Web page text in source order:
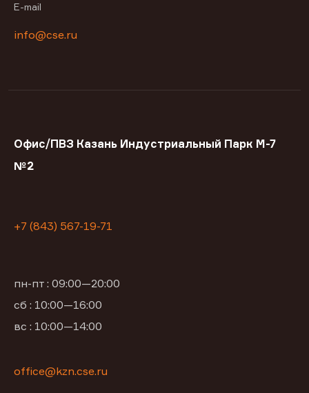
E-mail
info@cse.ru
Офис/ПВЗ Казань Индустриальный Парк М-7
№2
+7 (843) 567-19-71
пн-пт : 09:00—20:00
сб : 10:00—16:00
вс : 10:00—14:00
office@kzn.cse.ru